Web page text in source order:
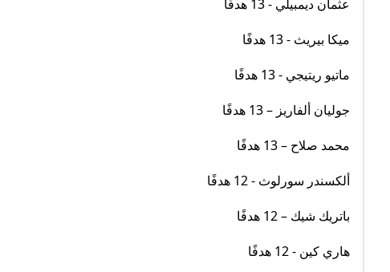
عثمان ديمبيلي - 13 هدفًا
ميكا بيريث - 13 هدفًا
ماتيو ريتيجي - 13 هدفًا
جوليان ألفاريز – 13 هدفًا
محمد صلاح – 13 هدفًا
ألكسندر سورلوث - 12 هدفًا
باتريك شيك – 12 هدفًا
هاري كين - 12 هدفًا